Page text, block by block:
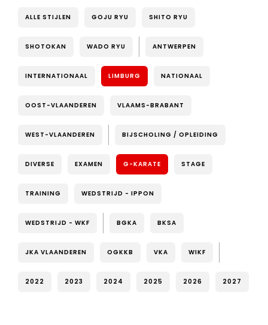
ALLE STIJLEN GOJU RYU SHITO RYU
SHOTOKAN WADO RYU ANTWERPEN
INTERNATIONAAL LIMBURG NATIONAAL
OOST-VLAANDEREN VLAAMS-BRABANT
WEST-VLAANDEREN BIJSCHOLING / OPLEIDING
DIVERSE EXAMEN G-KARATE STAGE
TRAINING WEDSTRIJD - IPPON
WEDSTRIJD - WKF BGKA BKSA
JKA VLAANDEREN OGKKB VKA WIKF
2022 2023 2024 2025 2026 2027